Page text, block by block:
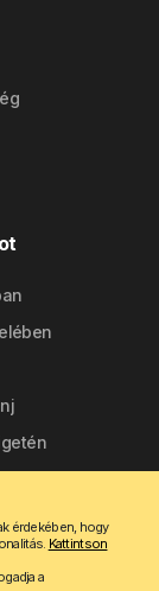
érdekében, hogy
Kattintson
a